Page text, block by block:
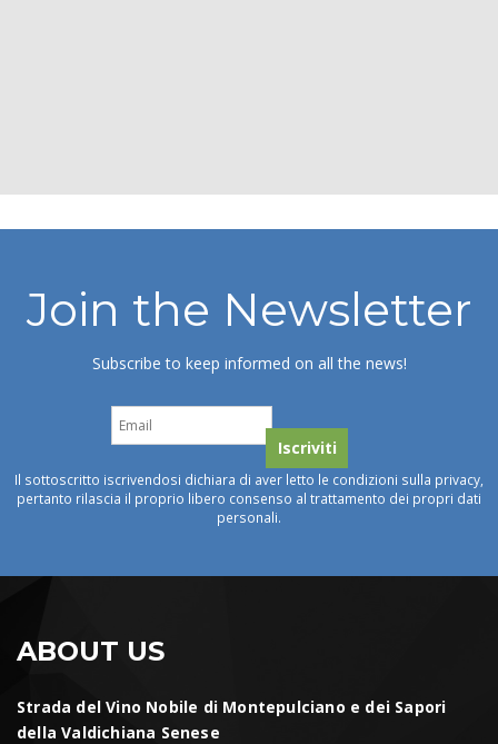
Join the Newsletter
Subscribe to keep informed on all the news!
Il sottoscritto iscrivendosi dichiara di aver letto le condizioni sulla privacy,
pertanto rilascia il proprio libero consenso al trattamento dei propri dati
personali.
ABOUT US
Strada del Vino Nobile di Montepulciano e dei Sapori
della Valdichiana Senese